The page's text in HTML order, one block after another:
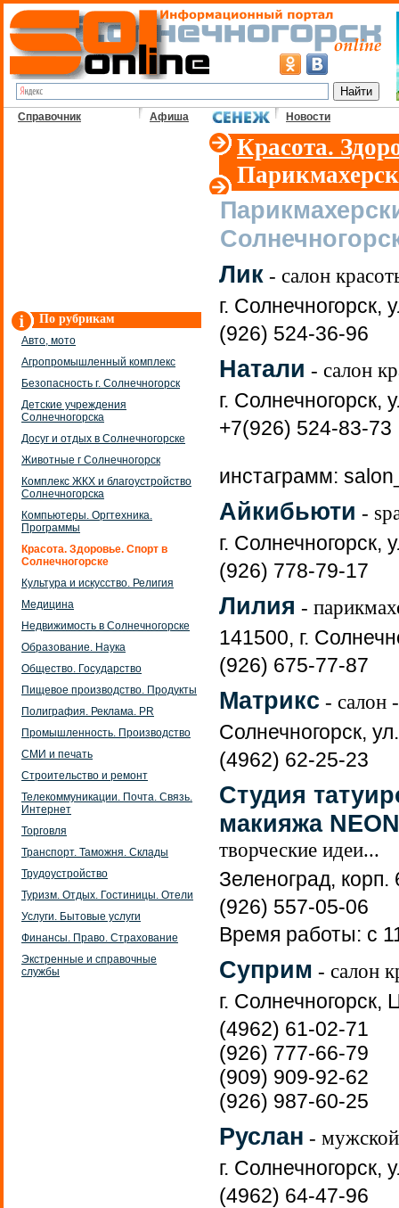
Справочник Афиша Новости
По рубрикам
Авто, мото
Агропромышленный комплекс
Безопасность г. Солнечногорск
Детские учреждения
Солнечногорска
Досуг и отдых в Солнечногорске
Животные г Солнечногорск
Комплекс ЖКХ и благоустройство
Солнечногорска
Компьютеры. Оргтехника.
Программы
Красота. Здоровье. Спорт в
Солнечногорске
Культура и искусство. Религия
Медицина
Недвижимость в Солнечногорске
Образование. Наука
Общество. Государство
Пищевое производство. Продукты
Полиграфия. Реклама. PR
Промышленность. Производство
СМИ и печать
Строительство и ремонт
Телекоммуникации. Почта. Связь.
Интернет
Торговля
Транспорт. Таможня. Склады
Трудоустройство
Туризм. Отдых. Гостиницы. Отели
Услуги. Бытовые услуги
Финансы. Право. Страхование
Экстренные и справочные
службы
Красота.
Лик - салон
г. Солнечногорск,
(926) 524-36-96
Натали - салон
г.
+7(926) 524-83-73
инстаграмм:
Айкибьюти -
г.
(926) 778-79-17
Лилия -
141500, г.
(926) 675-77-87
Матрикс - салон
Солнечногорск,
(4962) 62-25-23
Студия
макияжа NEON
творческие идеи...
Зеленоград,
(926) 557-05-06
Время работы: с
Суприм - салон
г.
(4962) 61-02-71
(926) 777-66-79
(909) 909-92-62
(926) 987-60-25
Руслан - мужской
г. Солнечногорск,
(4962) 64-47-96